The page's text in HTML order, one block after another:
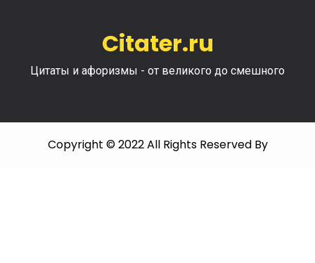
Citater.ru
Цитаты и афоризмы - от великого до смешного
Copyright © 2022 All Rights Reserved By